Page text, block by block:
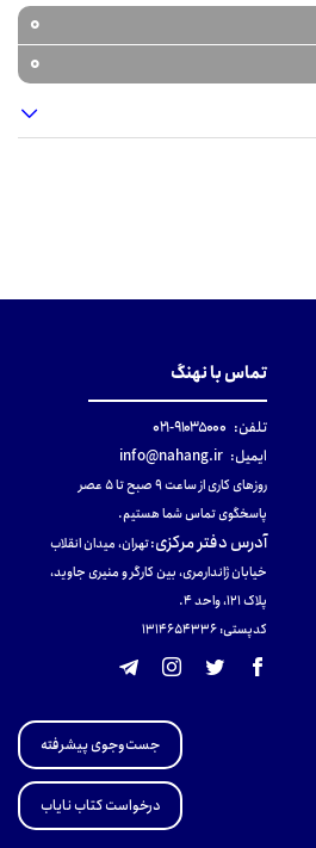
0
0
تماس با نهنگ
تلفن: ۹۱۰۳۵۰۰۰-۰۲۱
ایمیل: info@nahang.ir
روزهای کاری از ساعت ۹ صبح تا ۵ عصر
پاسخگوی تماس شما هستیم.
آدرس دفتر مرکزی:تهران، میدان انقلاب
خیابان ژاندارمری، بین کارگر و منیری جاوید،
پلاک 121، واحد ۴.
کدپستی: 131465433۶
جست‌وجوی پیشرفته
درخواست کتاب نایاب